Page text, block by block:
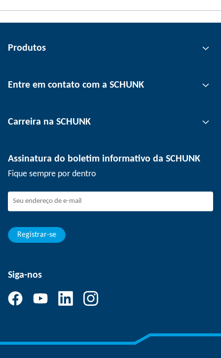
Produtos
Tecnologia de automação
Tecnologia de fixação de peças
Entre em contato com a SCHUNK
Unidades
Eventos
Carreira na SCHUNK
SCHUNK como empregador
Como fazer parte da SCHUNK
Suas vantagens
Assinatura do boletim informativo da SCHUNK
Fique sempre por dentro
Registrar-se
Siga-nos